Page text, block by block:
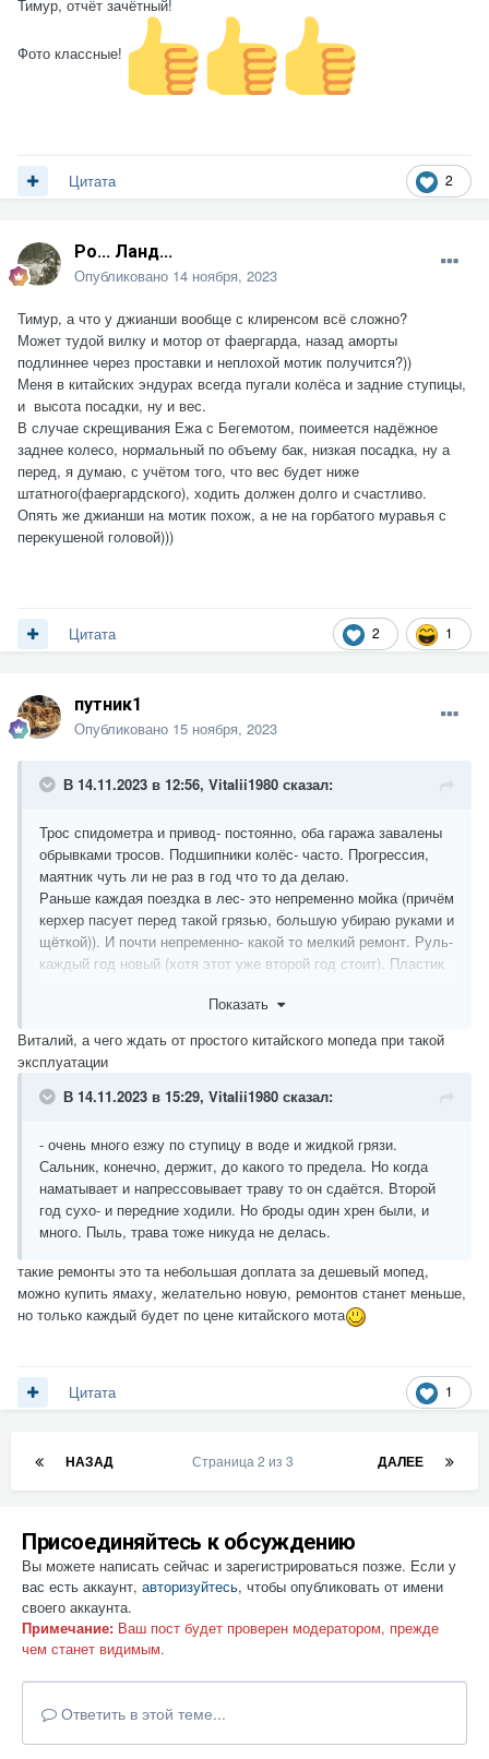
Тимур, отчёт зачётный!
Фото классные!
2
Цитата
Ро... Ланд...
Опубликовано 14 ноября, 2023
Тимур, а что у джианши вообще с клиренсом всё сложно?
Может тудой вилку и мотор от фаергарда, назад аморты
подлиннее через проставки и неплохой мотик получится?))
Меня в китайских эндурах всегда пугали колёса и задние ступицы,
и высота посадки, ну и вес.
В случае скрещивания Ежа с Бегемотом, поимеется надёжное
заднее колесо, нормальный по объему бак, низкая посадка, ну а
перед, я думаю, с учётом того, что вес будет ниже
штатного(фаергардского), ходить должен долго и счастливо.
Опять же джианши на мотик похож, а не на горбатого муравья с
перекушеной головой)))
2 1
Цитата
путник1
Опубликовано 15 ноября, 2023
В 14.11.2023 в 12:56, Vitalii1980 сказал:
Трос спидометра и привод- постоянно, оба гаража завалены
обрывками тросов. Подшипники колёс- часто. Прогрессия,
маятник чуть ли не раз в год что то да делаю.
Раньше каждая поездка в лес- это непременно мойка (причём
керхер пасует перед такой грязью, большую убираю руками и
щёткой)). И почти непременно- какой то мелкий ремонт. Руль-
каждый год новый (хотя этот уже второй год стоит). Пластик
У знакомых ремонтов ещё больше, а пробеги- в разы
Показать
Виталий, а чего ждать от простого китайского мопеда при такой
эксплуатации
В 14.11.2023 в 15:29, Vitalii1980 сказал:
- очень много езжу по ступицу в воде и жидкой грязи.
Сальник, конечно, держит, до какого то предела. Но когда
наматывает и напрессовывает траву то он сдаётся. Второй
год сухо- и передние ходили. Но броды один хрен были, и
много. Пыль, трава тоже никуда не делась.
такие ремонты это та небольшая доплата за дешевый мопед,
можно купить ямаху, желательно новую, ремонтов станет меньше,
но только каждый будет по цене китайского мота
1
Цитата
НАЗАД ДАЛЕЕ
Страница 2 из 3
Присоединяйтесь к обсуждению
Вы можете написать сейчас и зарегистрироваться позже. Если у
вас есть аккаунт, авторизуйтесь, чтобы опубликовать от имени
своего аккаунта.
Примечание: Ваш пост будет проверен модератором, прежде
чем станет видимым.
Ответить в этой теме...